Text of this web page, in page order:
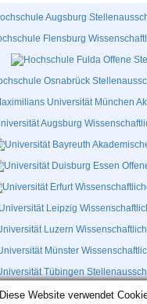
Diese Website verwendet